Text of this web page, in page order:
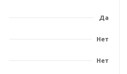
Да
Нет
Нет